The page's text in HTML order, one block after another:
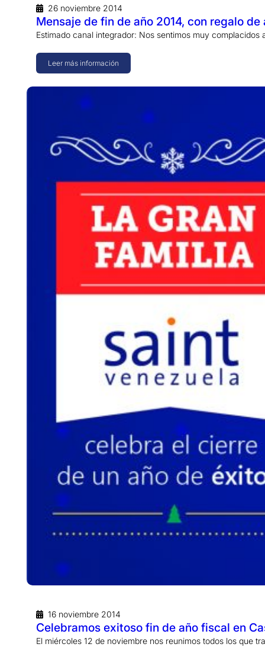
26 noviembre 2014
Mensaje de fin de año 2014, con regalo de
Estimado canal integrador: Nos sentimos muy
Leer más información
16 noviembre 2014
Celebramos exitoso fin de año fiscal en
El miércoles 12 de noviembre nos reunimos todos los que